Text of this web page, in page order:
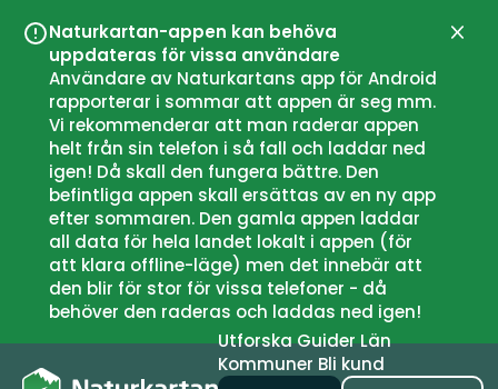
Naturkartan-appen kan behöva
uppdateras för vissa användare
Användare av Naturkartans app för Android
rapporterar i sommar att appen är seg mm.
Vi rekommenderar att man raderar appen
helt från sin telefon i så fall och laddar ned
igen! Då skall den fungera bättre. Den
befintliga appen skall ersättas av en ny app
efter sommaren. Den gamla appen laddar
all data för hela landet lokalt i appen (för
att klara offline-läge) men det innebär att
den blir för stor för vissa telefoner - då
behöver den raderas och laddas ned igen!
UtforskaGuiderLän
Kommuner Bli kund